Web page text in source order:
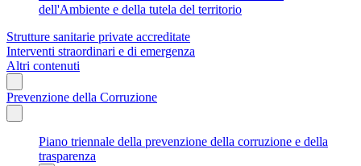
dell'Ambiente e della tutela del territorio
Strutture sanitarie private accreditate
Interventi straordinari e di emergenza
Altri contenuti
Prevenzione della Corruzione
Piano triennale della prevenzione della corruzione e della
trasparenza